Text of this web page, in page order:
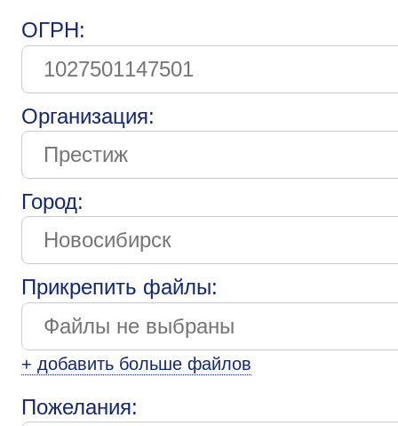
ОГРН:
Организация:
Город:
Прикрепить файлы:
+ добавить больше файлов
Пожелания: